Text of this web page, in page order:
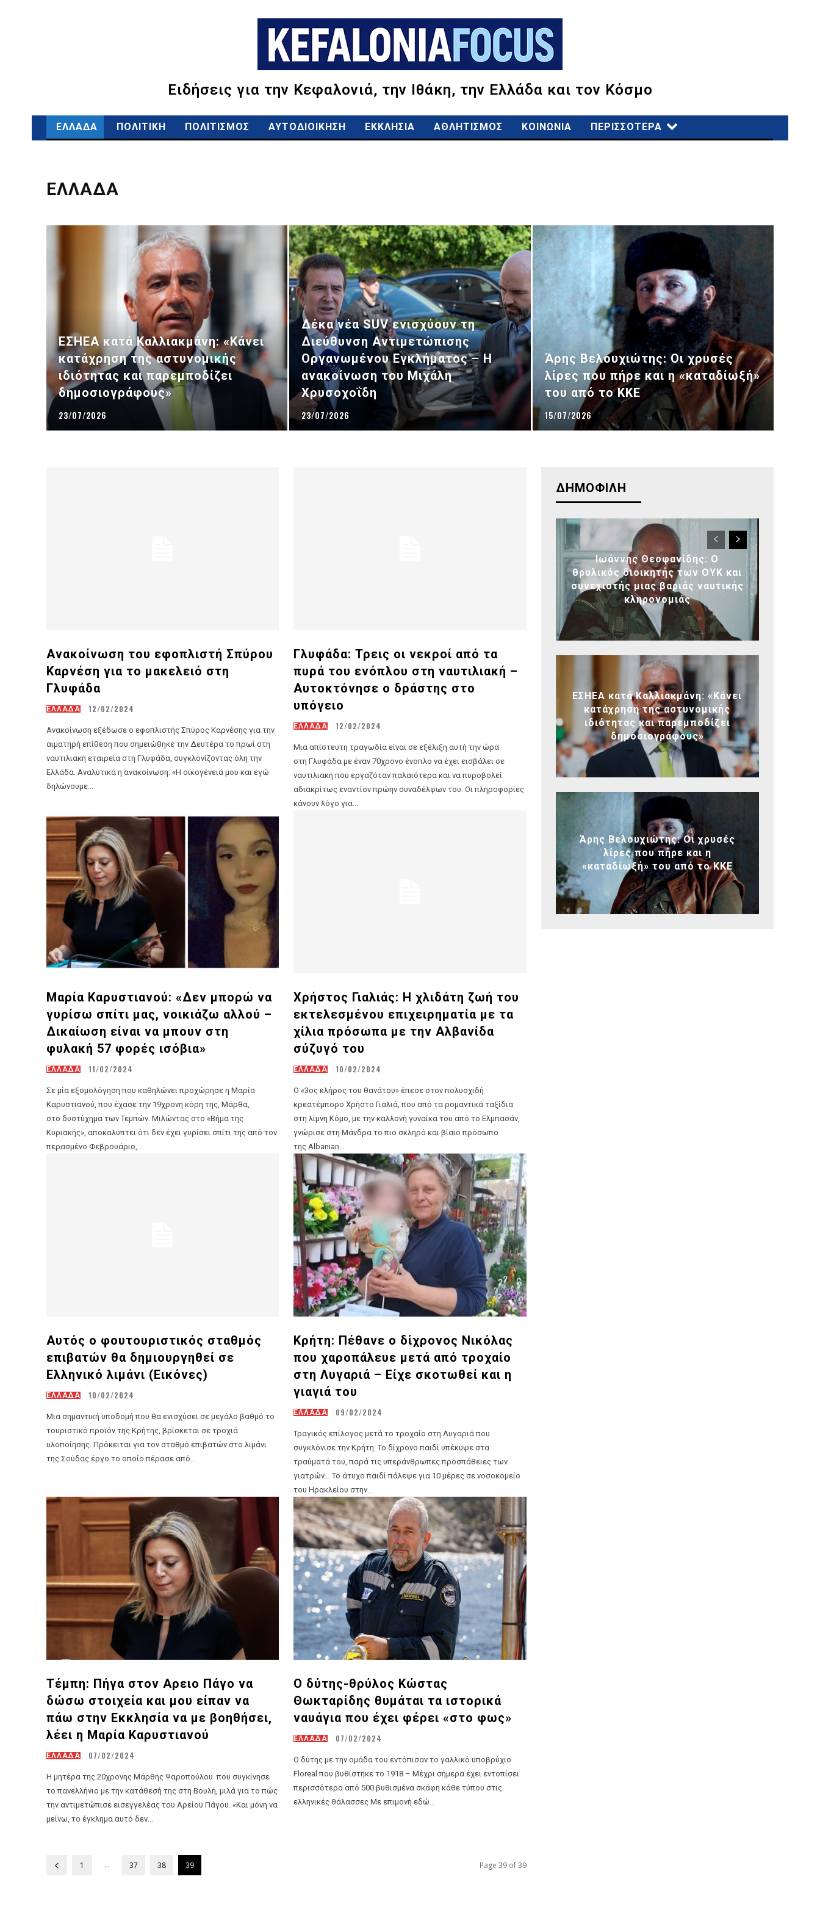
Ειδήσεις για την Κεφαλονιά, την Ιθάκη, την Ελλάδα και τον Κόσμο
ΕΛΛΑΔΑ ΠΟΛΙΤΙΚΗ ΠΟΛΙΤΙΣΜΟΣ ΑΥΤΟΔΙΟΙΚΗΣΗ ΕΚΚΛΗΣΙΑ ΑΘΛΗΤΙΣΜΟΣ ΚΟΙΝΩΝΙΑ ΠΕΡΙΣΣΟΤΕΡΑ
ΕΛΛΑΔΑ
ΕΣΗΕΑ κατά Καλλιακμάνη: «Κάνει
κατάχρηση της αστυνομικής
ιδιότητας και παρεμποδίζει
δημοσιογράφους»
23/07/2026
Δέκα νέα SUV ενισχύουν τη
Διεύθυνση Αντιμετώπισης
Οργανωμένου Εγκλήματος – Η
ανακοίνωση του Μιχάλη
Χρυσοχοΐδη
23/07/2026
Άρης Βελουχιώτης: Οι χρυσές
λίρες που πήρε και η «καταδίωξή»
του από το ΚΚΕ
15/07/2026
Ανακοίνωση του εφοπλιστή Σπύρου
Καρνέση για το μακελειό στη
Γλυφάδα
ΕΛΛΑΔΑ 12/02/2024
Ανακοίνωση εξέδωσε ο εφοπλιστής Σπύρος Καρνέσης για την
αιματηρή επίθεση που σημειώθηκε την Δευτέρα το πρωί στη
ναυτιλιακή εταιρεία στη Γλυφάδα, συγκλονίζοντας όλη την
Ελλάδα. Αναλυτικά η ανακοίνωση: «Η οικογένειά μου και εγώ
δηλώνουμε...
Γλυφάδα: Τρεις οι νεκροί από τα
πυρά του ενόπλου στη ναυτιλιακή –
Αυτοκτόνησε ο δράστης στο
υπόγειο
ΕΛΛΑΔΑ 12/02/2024
Μια απίστευτη τραγωδία είναι σε εξέλιξη αυτή την ώρα
στη Γλυφάδα με έναν 70χρονο ένοπλο να έχει εισβάλει σε
ναυτιλιακή που εργαζόταν παλαιότερα και να πυροβολεί
αδιακρίτως εναντίον πρώην συναδέλφων του. Οι πληροφορίες
κάνουν λόγο για...
Μαρία Καρυστιανού: «Δεν μπορώ να
γυρίσω σπίτι μας, νοικιάζω αλλού –
Δικαίωση είναι να μπουν στη
φυλακή 57 φορές ισόβια»
ΕΛΛΑΔΑ 11/02/2024
Σε μία εξομολόγηση που καθηλώνει προχώρησε η Μαρία
Καρυστιανού, που έχασε την 19χρονη κόρη της, Μάρθα,
στο δυστύχημα των Τεμπών. Μιλώντας στο «Βήμα της
Κυριακής», αποκαλύπτει ότι δεν έχει γυρίσει σπίτι της από τον
περασμένο Φεβρουάριο,...
Χρήστος Γιαλιάς: Η χλιδάτη ζωή του
εκτελεσμένου επιχειρηματία με τα
χίλια πρόσωπα με την Αλβανίδα
σύζυγό του
ΕΛΛΑΔΑ 10/02/2024
Ο «3ος κλήρος του θανάτου» έπεσε στον πολυσχιδή
κρεατέμπορο Χρήστο Γιαλιά, που από τα ρομαντικά ταξίδια
στη λίμνη Κόμο, με την καλλονή γυναίκα του από το Ελμπασάν,
γνώρισε στη Μάνδρα το πιο σκληρό και βίαιο πρόσωπο
της Αlbanian...
Αυτός ο φουτουριστικός σταθμός
επιβατών θα δημιουργηθεί σε
Ελληνικό λιμάνι (Εικόνες)
ΕΛΛΑΔΑ 10/02/2024
Μια σημαντική υποδομή που θα ενισχύσει σε μεγάλο βαθμό το
τουριστικό προϊόν της Κρήτης, βρίσκεται σε τροχιά
υλοποίησης. Πρόκειται για τον σταθμό επιβατών στο λιμάνι
της Σούδας έργο το οποίο πέρασε από...
Κρήτη: Πέθανε ο δίχρονος Νικόλας
που χαροπάλευε μετά από τροχαίο
στη Λυγαριά – Είχε σκοτωθεί και η
γιαγιά του
ΕΛΛΑΔΑ 09/02/2024
Τραγικός επίλογος μετά το τροχαίο στη Λυγαριά που
συγκλόνισε την Κρήτη. Το δίχρονο παιδί υπέκυψε στα
τραύματά του, παρά τις υπεράνθρωπες προσπάθειες των
γιατρών… Το άτυχο παιδί πάλεψε για 10 μέρες σε νοσοκομείο
του Ηρακλείου στην...
Τέμπη: Πήγα στον Αρειο Πάγο να
δώσω στοιχεία και μου είπαν να
πάω στην Εκκλησία να με βοηθήσει,
λέει η Μαρία Καρυστιανού
ΕΛΛΑΔΑ 07/02/2024
Η μητέρα της 20χρονης Μάρθης Ψαροπούλου που συγκίνησε
το πανελλήνιο με την κατάθεσή της στη Βουλή, μιλά για το πώς
την αντιμετώπισε εισεγγελέας του Αρείου Πάγου. «Και μόνη να
μείνω, το έγκλημα αυτό δεν...
Ο δύτης-θρύλος Κώστας
Θωκταρίδης θυμάται τα ιστορικά
ναυάγια που έχει φέρει «στο φως»
ΕΛΛΑΔΑ 07/02/2024
Ο δύτης με την ομάδα του εντόπισαν το γαλλικό υποβρύχιο
Floreal που βυθίστηκε το 1918 – Μέχρι σήμερα έχει εντοπίσει
περισσότερα από 500 βυθισμένα σκάφη κάθε τύπου στις
ελληνικές θάλασσες Με επιμονή εδώ...
1 ... 37 38 39 Page 39 of 39
ΔΗΜΟΦΙΛΗ
Ιωάννης Θεοφανίδης: Ο
θρυλικός διοικητής των ΟΥΚ και
συνεχιστής μιας βαριάς ναυτικής
κληρονομιάς
ΕΣΗΕΑ κατά Καλλιακμάνη: «Κάνει
κατάχρηση της αστυνομικής
ιδιότητας και παρεμποδίζει
δημοσιογράφους»
Άρης Βελουχιώτης: Οι χρυσές
λίρες που πήρε και η
«καταδίωξή» του από το ΚΚΕ